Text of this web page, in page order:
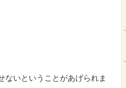
ないということがあげられま